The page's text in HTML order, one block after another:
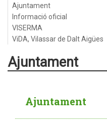
Ajuntament
Informació oficial
VISERMA
ViDA, Vilassar de Dalt Aigües
Ajuntament
Ajuntament